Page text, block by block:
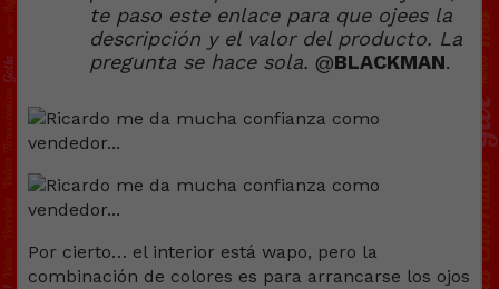
te paso este enlace para que ojees la
descripción y el valor del producto. La
pregunta se hace sola. @BLACKMAN.
Por cierto… el interior está wapo, pero la
combinación de colores es para arrancarse los ojos